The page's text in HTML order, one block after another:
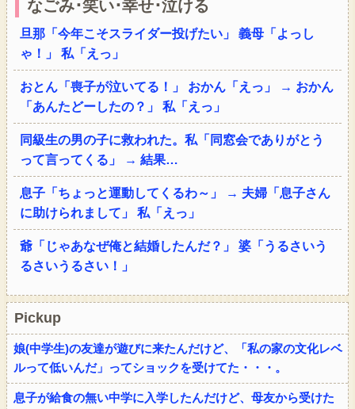
なごみ･笑い･幸せ･泣ける
旦那「今年こそスライダー投げたい」 義母「よっし
ゃ！」 私「えっ」
おとん「喪子が泣いてる！」 おかん「えっ」 → おかん
「あんたどーしたの？」 私「えっ」
同級生の男の子に救われた。私「同窓会でありがとう
って言ってくる」 → 結果…
息子「ちょっと運動してくるわ～」 → 夫婦「息子さん
に助けられまして」 私「えっ」
爺「じゃあなぜ俺と結婚したんだ？」 婆「うるさいう
るさいうるさい！」
Pickup
娘(中学生)の友達が遊びに来たんだけど、「私の家の文化レベ
ルって低いんだ」ってショックを受けてた・・・。
息子が給食の無い中学に入学したんだけど、母友から受けた